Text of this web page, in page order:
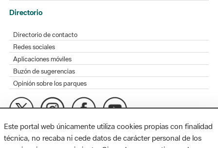
Directorio
Directorio de contacto
Redes sociales
Aplicaciones móviles
Buzón de sugerencias
Opinión sobre los parques
MAPA WEB AVISO LEGAL ACCESIBILIDAD
Este portal web únicamente utiliza cookies propias con finalidad
técnica, no recaba ni cede datos de carácter personal de los